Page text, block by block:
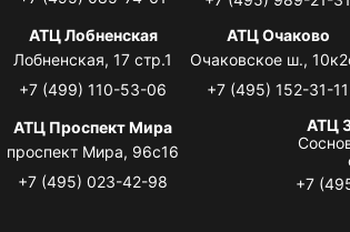
АТЦ Лобненская
Лобненская, 17 стр.1
+7 (499) 110-53-06
АТЦ Очаково
Очаковское ш.,
+7 (495) 152-31-11
АТЦ Проспект Мира
проспект Мира, 96с16
+7 (495) 023-42-98
АТЦ
+7